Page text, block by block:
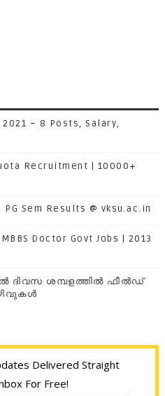
2021 – 8 Posts, Salary,
Recruitment | 10000+
PG Sem Results @ vksu.ac.in
Doctor Govt Jobs | 2013
ദിവസ ശമ്പളത്തിൽ ഫീല്‍ഡ്
Delivered Straight
For Free!